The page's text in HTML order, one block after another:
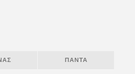
ΠΆΝΤΑ